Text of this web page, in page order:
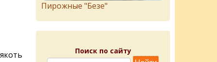
Пирожныe "Бeзe"
Поиск по сайту